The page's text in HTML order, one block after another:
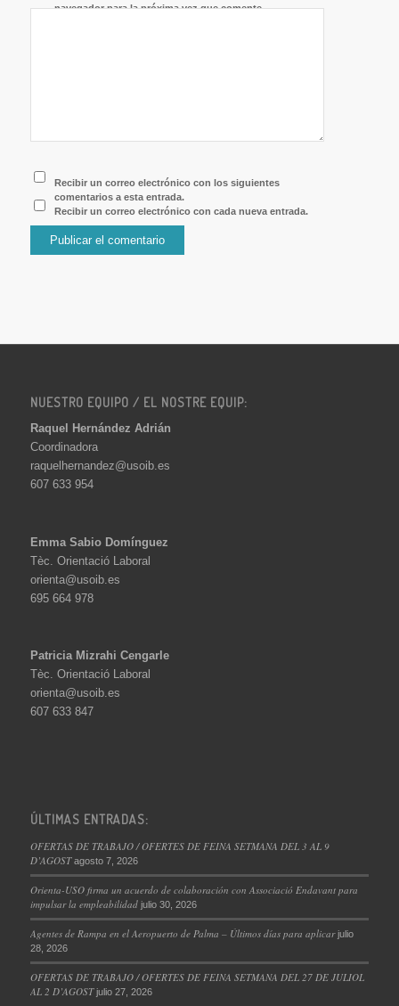
navegador para la próxima vez que comente.
Recibir un correo electrónico con los siguientes
comentarios a esta entrada.
Recibir un correo electrónico con cada nueva entrada.
NUESTRO EQUIPO / EL NOSTRE EQUIP:
Raquel Hernández Adrián
Coordinadora
raquelhernandez@usoib.es
607 633 954
Emma Sabio Domínguez
Tèc. Orientació Laboral
orienta@usoib.es
695 664 978
Patricia Mizrahi Cengarle
Tèc. Orientació Laboral
orienta@usoib.es
607 633 847
ÚLTIMAS ENTRADAS:
OFERTAS DE TRABAJO / OFERTES DE FEINA SETMANA DEL 3 AL 9
D’AGOST agosto 7, 2026
Orienta-USO firma un acuerdo de colaboración con Associació Endavant para
impulsar la empleabilidad julio 30, 2026
Agentes de Rampa en el Aeropuerto de Palma – Últimos días para aplicar julio
28, 2026
OFERTAS DE TRABAJO / OFERTES DE FEINA SETMANA DEL 27 DE JULIOL
AL 2 D’AGOST julio 27, 2026